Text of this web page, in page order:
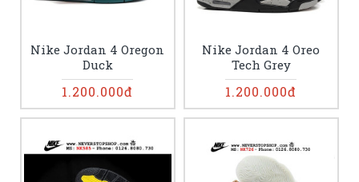
Nike Jordan 4 Oregon
Duck
1.200.000đ
Nike Jordan 4 Oreo
Tech Grey
1.200.000đ